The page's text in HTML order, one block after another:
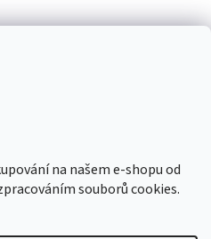
na našem e-shopu od
souborů cookies.